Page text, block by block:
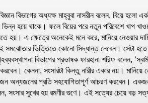
বিভাগের অধ্যক্ষ মাহ্বুবা নাসরীন বলেন, বিয়ে
ভিন্ন হয়ে থাকে। ফলে বিয়ের পরে নতুন পরিবেশে খাপ
হয়। এ ক্ষেত্রে অনেকেই মনে করে, মানিয়ে নেওয়ার
ভিত্তিতে কোনো সিদ্ধান্ত নেবেন। সেটা হতে
বিভাগের প্রভাষক ফারহানা শরিফ বলেন,
কেননা, সংসারটা কিন্তু নারীর একার নয়।
অন্যজনের প্রতি সহযোগিতাপূর্ণ আচরণ করবেন।
সংসার সুখের হয় রমণীর গুণে। এই সত্যের চেয়ে বড়